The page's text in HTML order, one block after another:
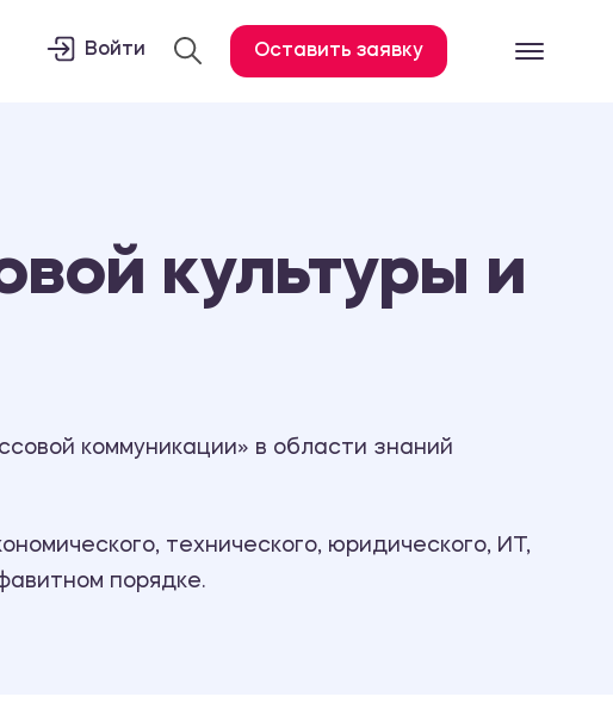
Курсовая работа
Контрольная работа
Ответы на билеты
Войти Оставить заявку
культуры и
коммуникации» в области знаний
технического, юридического, ИТ,
порядке.